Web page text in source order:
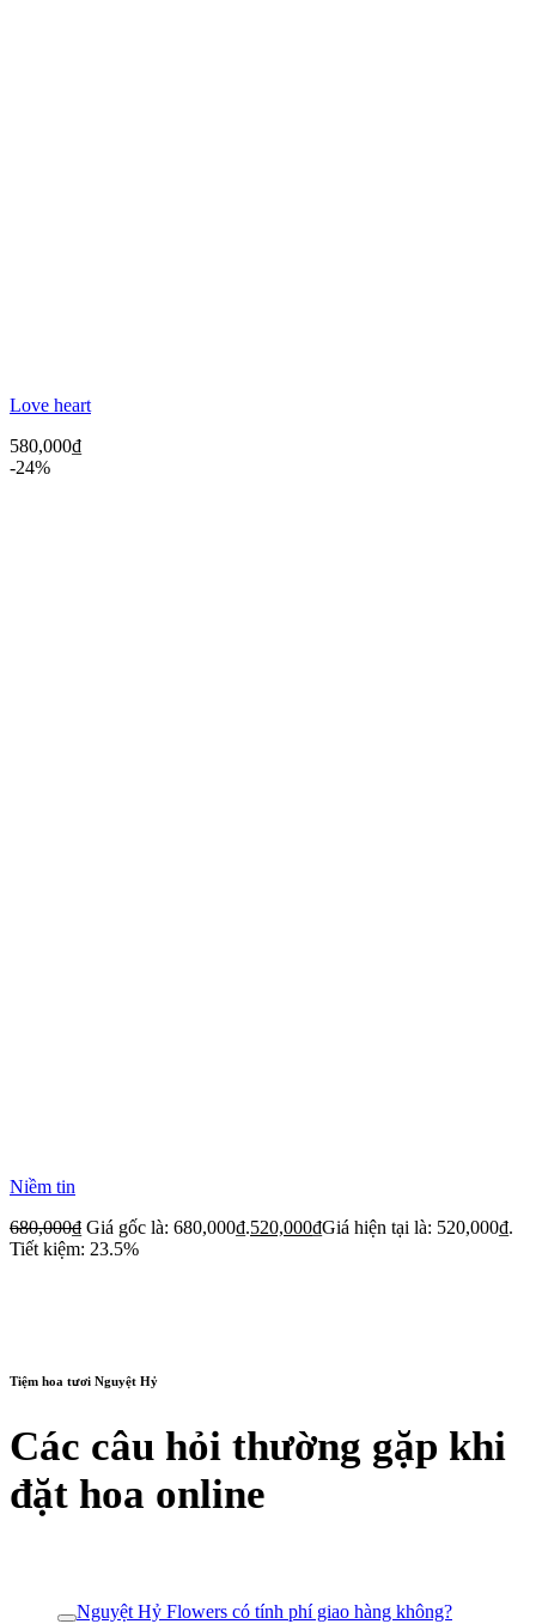
Love heart
580,000₫
-24%
Niềm tin
680,000₫ Giá gốc là: 680,000₫.520,000₫Giá hiện tại là: 520,000₫.
Tiết kiệm: 23.5%
Tiệm hoa tươi Nguyệt Hỷ
Các câu hỏi thường gặp khi
đặt hoa online
Nguyệt Hỷ Flowers có tính phí giao hàng không?